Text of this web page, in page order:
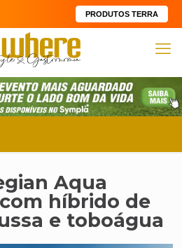
PRODUTOS TERRA
Aqua
híbrido de
e toboágua